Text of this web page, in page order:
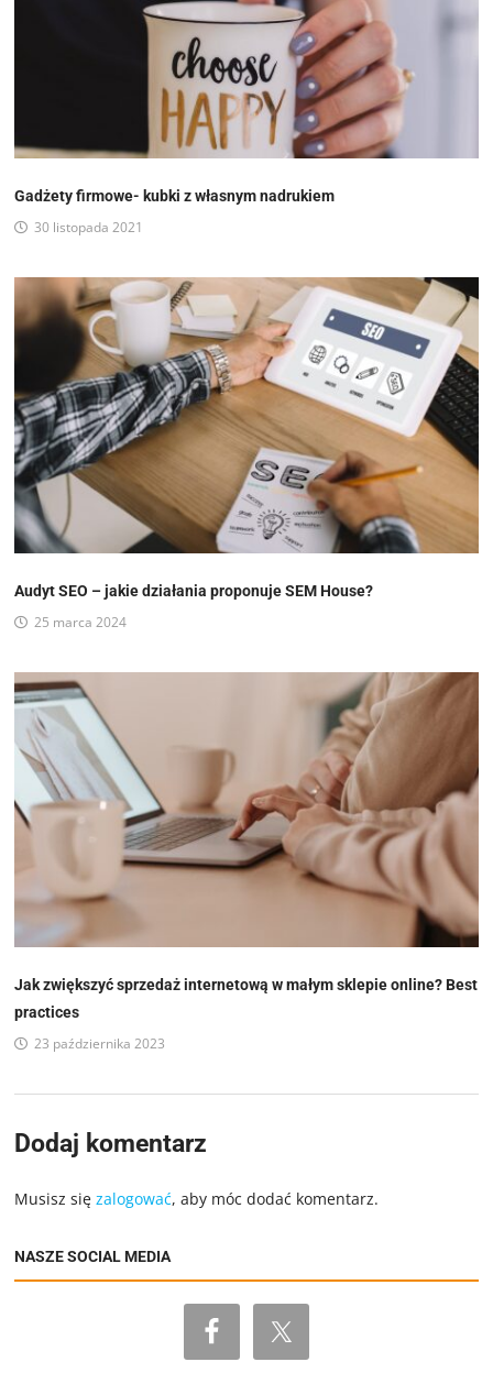
Gadżety firmowe- kubki z własnym nadrukiem
30 listopada 2021
Audyt SEO – jakie działania proponuje SEM House?
25 marca 2024
Jak zwiększyć sprzedaż internetową w małym sklepie online? Best
practices
23 października 2023
Dodaj komentarz
Musisz sięzalogować, aby móc dodać komentarz.
NASZE SOCIAL MEDIA